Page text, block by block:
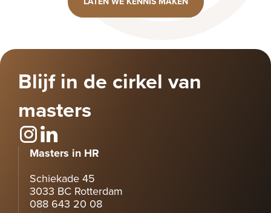
Blijf in de cirkel van
masters
Masters in HR
Schiekade 45
3033 BC Rotterdam
088 643 20 08